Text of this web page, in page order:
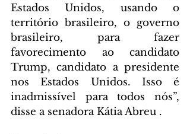
Estados Unidos, usando o
território brasileiro, o governo
brasileiro, para fazer
favorecimento ao candidato
Trump, candidato a presidente
nos Estados Unidos. Isso é
inadmissível para todos nós”,
disse a senadora Kátia Abreu .